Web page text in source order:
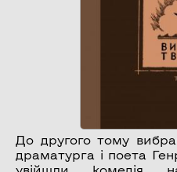
До другого тому
драматурга і поета